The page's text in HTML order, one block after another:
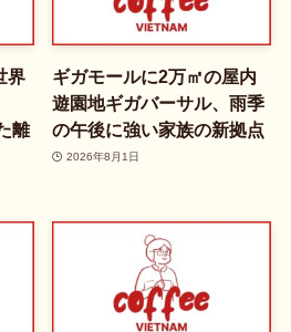
界
離
ギガモールに2万㎡の屋内
遊園地ギガバーサル、雨季
の午後に強い家族の新拠点
2026年8月1日